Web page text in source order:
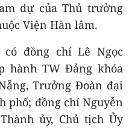
dự của Thủ trưởng
Viện Hàn lâm.
đồng chí Lê Ngọc
hành TW Đảng khóa
Trưởng Đoàn đại
phố; đồng chí Nguyễn
ủy, Chủ tịch Ủy